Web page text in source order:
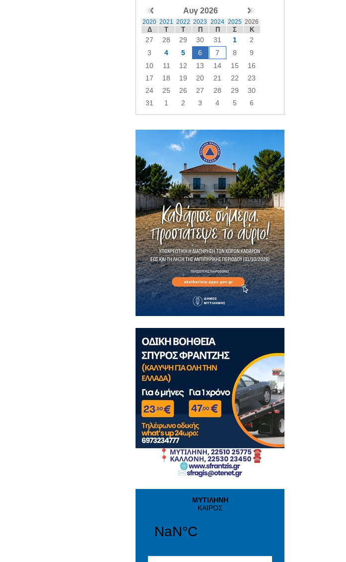
Αυγ 2026
2020 2021 2022 2023 2024 2025 2026
Δ Τ Τ Π Π Σ Κ
27 28 29 30 31 1
2
3
4 5 6 7 8
9
10
11 12 13 14 15
16
17
18 19 20 21 22
23
24
25 26 27 28 29
30
31
1 2 3 4 5 6